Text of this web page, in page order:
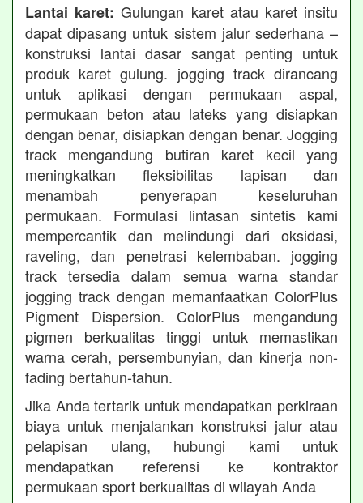
Lantai karet: Gulungan karet atau karet insitu
dapat dipasang untuk sistem jalur sederhana –
konstruksi lantai dasar sangat penting untuk
produk karet gulung. jogging track dirancang
untuk aplikasi dengan permukaan aspal,
permukaan beton atau lateks yang disiapkan
dengan benar, disiapkan dengan benar. Jogging
track mengandung butiran karet kecil yang
meningkatkan fleksibilitas lapisan dan
menambah penyerapan keseluruhan
permukaan. Formulasi lintasan sintetis kami
mempercantik dan melindungi dari oksidasi,
raveling, dan penetrasi kelembaban. jogging
track tersedia dalam semua warna standar
jogging track dengan memanfaatkan ColorPlus
Pigment Dispersion. ColorPlus mengandung
pigmen berkualitas tinggi untuk memastikan
warna cerah, persembunyian, dan kinerja non-
fading bertahun-tahun.
Jika Anda tertarik untuk mendapatkan perkiraan
biaya untuk menjalankan konstruksi jalur atau
pelapisan ulang, hubungi kami untuk
mendapatkan referensi ke kontraktor
permukaan sport berkualitas di wilayah Anda